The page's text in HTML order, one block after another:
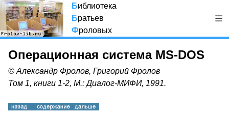
Библиотека
Братьев
Фроловых
Операционная система MS-DOS
© Александр Фролов, Григорий Фролов
Том 1, книги 1-2, М.: Диалог-МИФИ, 1991.